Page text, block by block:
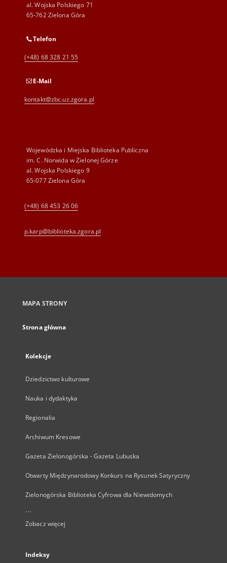
al. Wojska Polskiego 71
65-762 Zielona Góra
Telefon
(+48) 68 328 21 55
E-Mail
kontakt@zbc.uz.zgora.pl
Wojewódzka i Miejska Biblioteka Publiczna
im. C. Norwida w Zielonej Górze
al. Wojska Polskiego 9
65-077 Zielona Góra
(+48) 68 453 26 06
p.karp@biblioteka.zgora.pl
MAPA STRONY
Strona główna
Kolekcje
Dziedzictwo kulturowe
Nauka i dydaktyka
Regionalia
Archiwum Kresowe
Gazeta Zielonogórska - Gazeta Lubuska
Otwarty Międzynarodowy Konkurs na Rysunek Satyryczny
Zielonogórska Biblioteka Cyfrowa dla Niewidomych
...
Zobacz więcej
Indeksy